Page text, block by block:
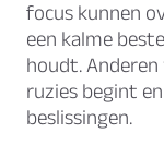
focus kunnen
een kalme
houdt. Anderen
ruzies begint
beslissingen.